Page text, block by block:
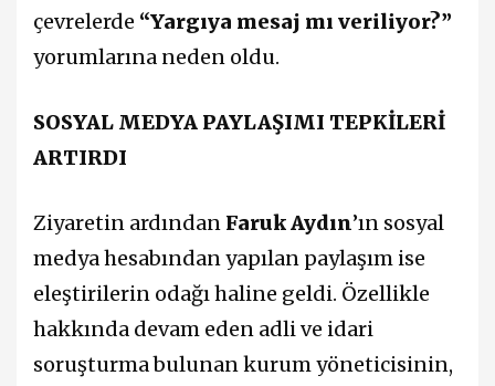
çevrelerde “Yargıya mesaj mı veriliyor?”
yorumlarına neden oldu.
SOSYAL MEDYA PAYLAŞIMI TEPKİLERİ
ARTIRDI
Ziyaretin ardından Faruk Aydın’ın sosyal
medya hesabından yapılan paylaşım ise
eleştirilerin odağı haline geldi. Özellikle
hakkında devam eden adli ve idari
soruşturma bulunan kurum yöneticisinin,